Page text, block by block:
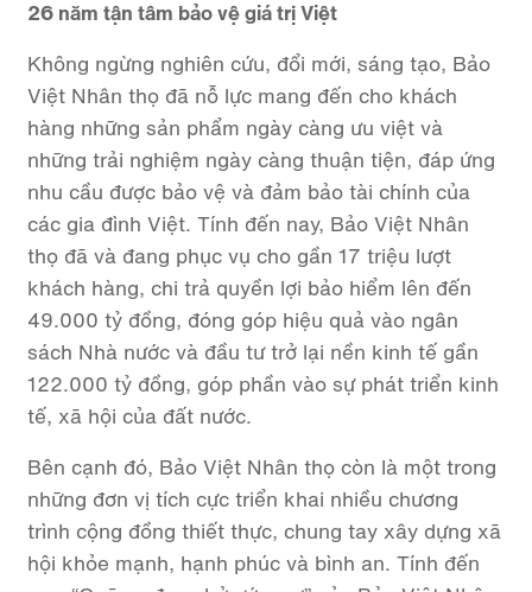
26 năm tận tâm bảo vệ giá trị Việt
Không ngừng nghiên cứu, đổi mới, sáng tạo, Bảo
Việt Nhân thọ đã nỗ lực mang đến cho khách
hàng những sản phẩm ngày càng ưu việt và
những trải nghiệm ngày càng thuận tiện, đáp ứng
nhu cầu được bảo vệ và đảm bảo tài chính của
các gia đình Việt. Tính đến nay, Bảo Việt Nhân
thọ đã và đang phục vụ cho gần 17 triệu lượt
khách hàng, chi trả quyền lợi bảo hiểm lên đến
49.000 tỷ đồng, đóng góp hiệu quả vào ngân
sách Nhà nước và đầu tư trở lại nền kinh tế gần
122.000 tỷ đồng, góp phần vào sự phát triển kinh
tế, xã hội của đất nước.
Bên cạnh đó, Bảo Việt Nhân thọ còn là một trong
những đơn vị tích cực triển khai nhiều chương
trình cộng đồng thiết thực, chung tay xây dựng xã
hội khỏe mạnh, hạnh phúc và bình an. Tính đến